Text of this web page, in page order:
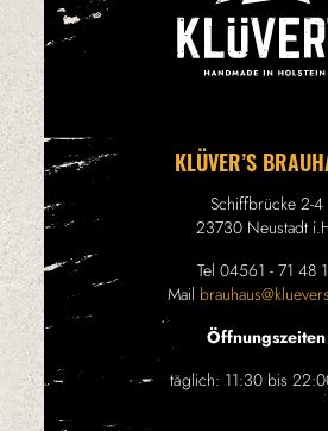
KLÜVER’S
Schiffbrücke 2-4
23730 Neustadt
Tel 04561 - 71 48
Mail
Öffnungszeiten
täglich: 11:30 bis